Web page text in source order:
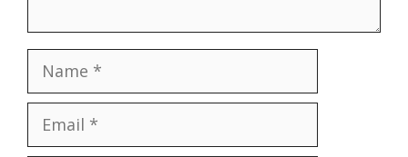
Name
Email